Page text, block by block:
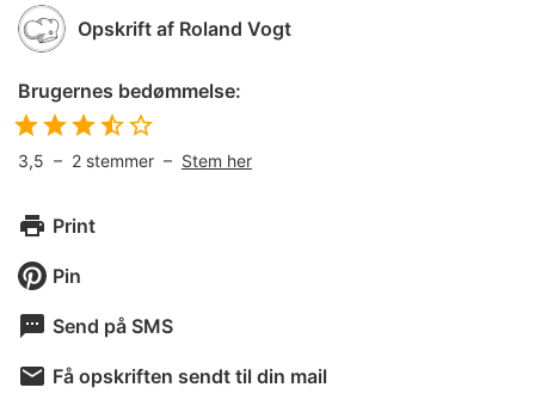
Opskrift af Roland Vogt
Brugernes bedømmelse:
3,5 – 2 stemmer – Stem her
Print
Pin
Send på SMS
Få opskriften sendt til din mail